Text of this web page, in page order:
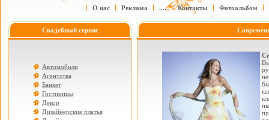
О нас Реклама .... Контакты Фотоальбом
Свадебный сервис
Автомобили
Агентства
Банкет
Гостиницы
Декор
Дизайнерские платья